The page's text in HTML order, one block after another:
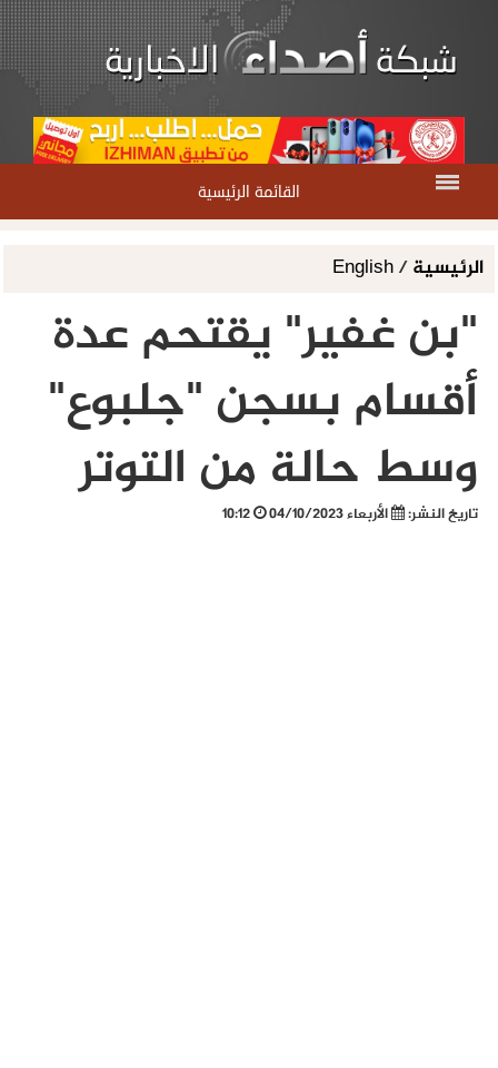
القائمة الرئيسية
الرئيسية/
"بن غفير" يقتحم عدة
أقسام بسجن "جلبوع"
وسط حالة من التوتر
تاريخ النشر: الأربعاء 04/10/2023